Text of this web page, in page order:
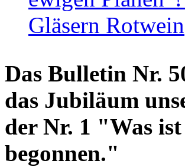
Gläsern Rotwein
Das Bulletin Nr.
das Jubiläum
der Nr. 1 "Was
begonnen."